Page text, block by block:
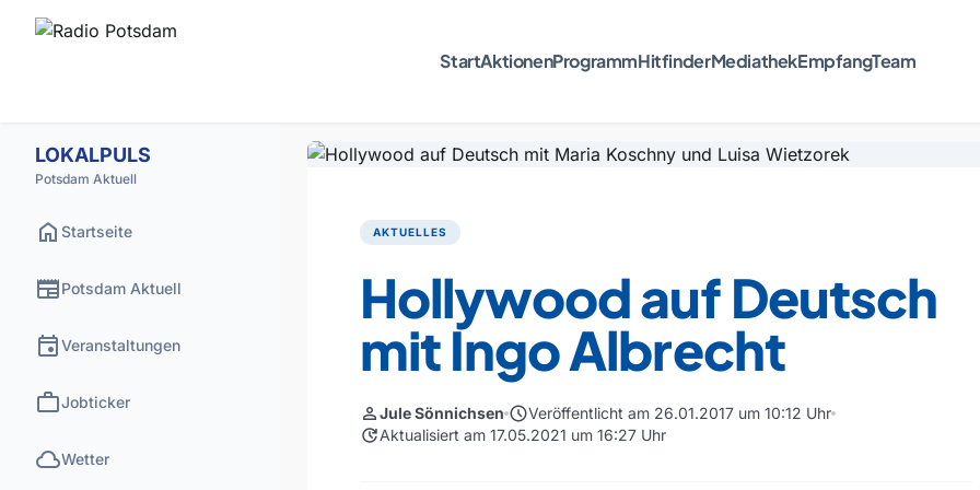
StartAktionenProgrammHitfinderMediathekEmpfangTeam
LOKALPULS
Potsdam Aktuell
home Startseite
newspaperPotsdam Aktuell
eventVeranstaltungen
workJobticker
cloudWetter
AKTUELLES
Hollywood auf Deutsch
mit Ingo Albrecht
personJule Sönnichsen scheduleVeröffentlicht am 26.01.2017 um 10:12 Uhr
updateAktualisiert am 17.05.2021 um 16:27 Uhr